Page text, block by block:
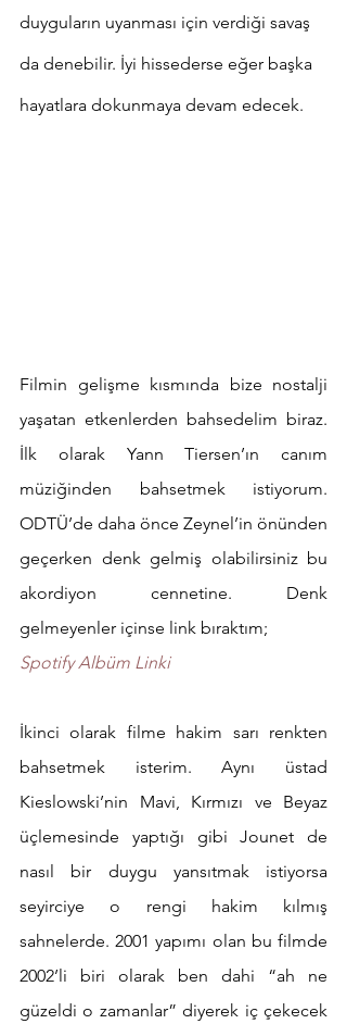
duyguların uyanması için verdiği savaş
da denebilir. İyi hissederse eğer başka
hayatlara dokunmaya devam edecek.
Filmin gelişme kısmında bize nostalji
yaşatan etkenlerden bahsedelim biraz.
İlk olarak Yann Tiersen’ın canım
müziğinden bahsetmek istiyorum.
ODTÜ’de daha önce Zeynel’in önünden
geçerken denk gelmiş olabilirsiniz bu
akordiyon cennetine. Denk
gelmeyenler içinse link bıraktım;
Spotify Albüm Linki
İkinci olarak filme hakim sarı renkten
bahsetmek isterim. Aynı üstad
Kieslowski’nin Mavi, Kırmızı ve Beyaz
üçlemesinde yaptığı gibi Jounet de
nasıl bir duygu yansıtmak istiyorsa
seyirciye o rengi hakim kılmış
sahnelerde. 2001 yapımı olan bu filmde
2002’li biri olarak ben dahi “ah ne
güzeldi o zamanlar” diyerek iç çekecek